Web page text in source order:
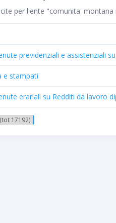
per l'ente "comunita'
previdenziali e assistenziali
e stampati
erariali su Redditi da lavoro
17192)